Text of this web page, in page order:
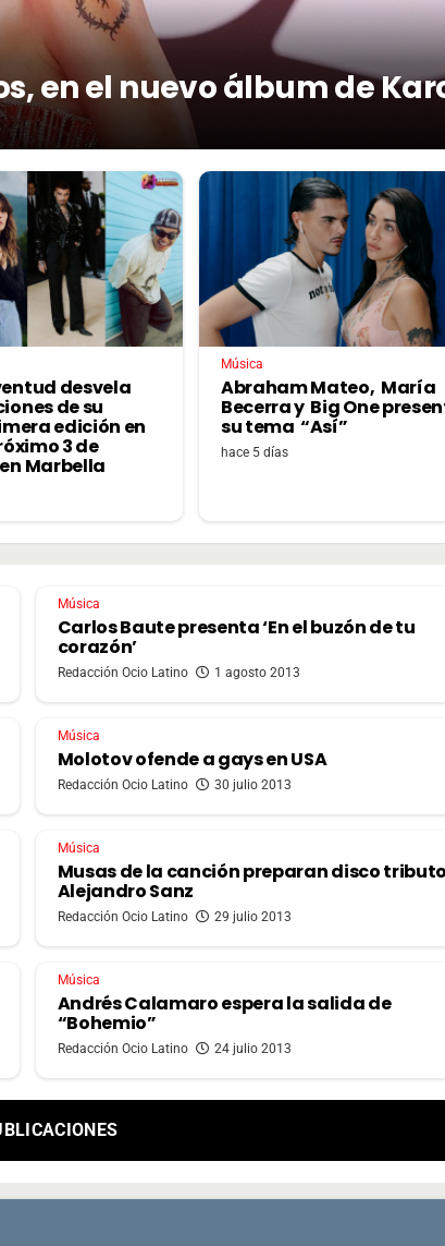
en el nuevo álbum de
desvela
de su
edición en
3 de
Marbella
Música
Abraham Mateo, María
Becerra y Big One
su tema “Así”
hace 5 días
Música
Carlos Baute presenta ‘En el buzón de tu
corazón’
Redacción Ocio Latino 1 agosto 2013
Música
Molotov ofende a gays en USA
Redacción Ocio Latino 30 julio 2013
Música
Musas de la canción preparan disco
Alejandro Sanz
Redacción Ocio Latino 29 julio 2013
Música
Andrés Calamaro espera la salida de
“Bohemio”
Redacción Ocio Latino 24 julio 2013